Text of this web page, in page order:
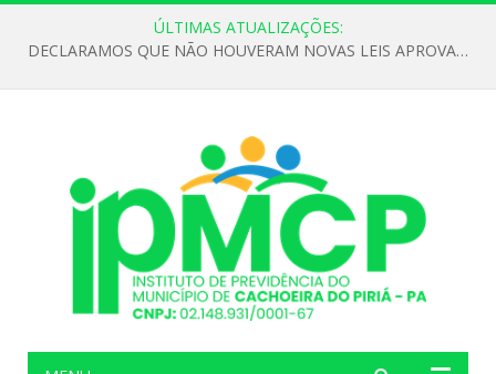
ÚLTIMAS ATUALIZAÇÕES:
DECLARAMOS QUE NÃO HOUVERAM NOVAS LEIS APROVADAS ATÉ O MOMENTO PARA O INSTITUTO DE PREVIDÊNCIA NO ANO DE 2026